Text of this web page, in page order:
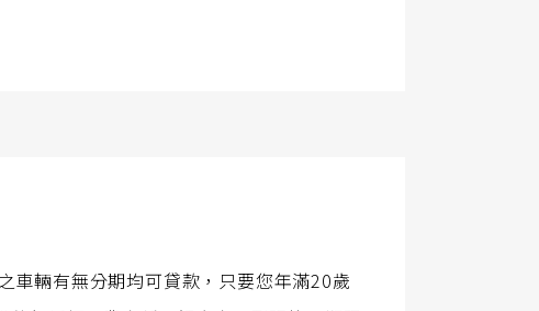
車輛有無分期均可貸款，只要您年滿20歲